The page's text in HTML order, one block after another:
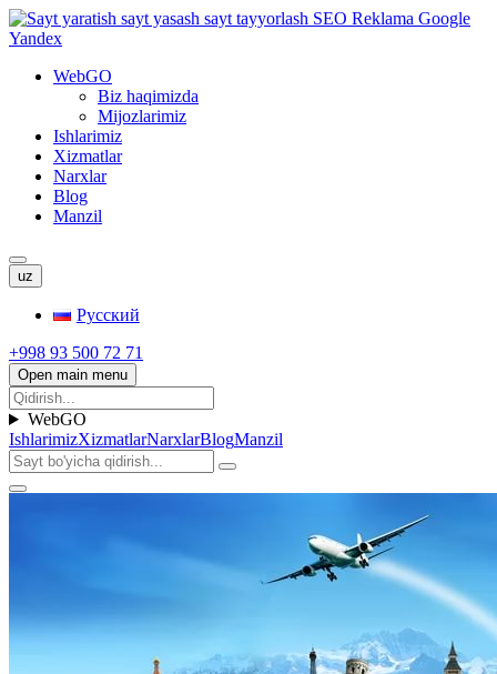
WebGO
Biz haqimizda
Mijozlarimiz
Ishlarimiz
Xizmatlar
Narxlar
Blog
Manzil
uz
Русский
+998 93 500 72 71
Open main menu
WebGO
IshlarimizXizmatlarNarxlarBlogManzil